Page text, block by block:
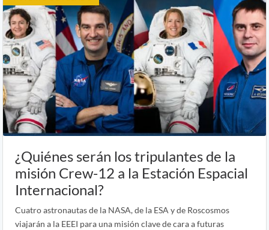
¿Quiénes serán los tripulantes de la
misión Crew-12 a la Estación Espacial
Internacional?
Cuatro astronautas de la NASA, de la ESA y de Roscosmos
viajarán a la EEEI para una misión clave de cara a futuras